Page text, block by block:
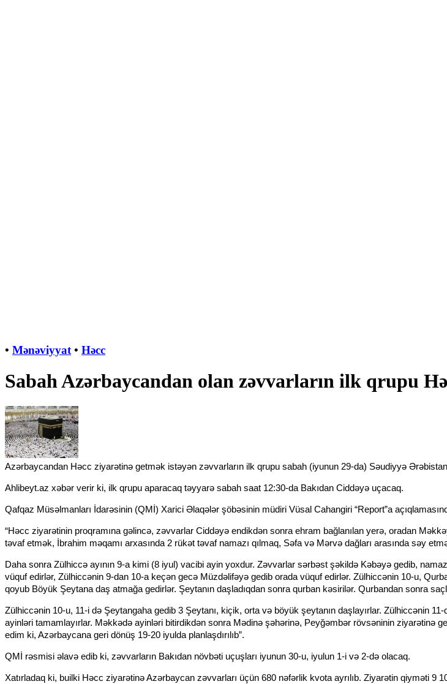
• Mənəviyyat • Həcc
Sabah Azərbaycandan olan zəvvarların ilk qrupu
Azərbaycandan Həcc ziyarətinə getmək istəyən zəvvarların ilk qrupu sabah (iyunun 29-da) Səudiyyə
Ahlibeyt.az xəbər verir ki, ilk qrupu aparacaq təyyarə sabah saat 12:30-da Bakıdan Ciddəyə uçacaq.
Qafqaz Müsəlmanları İdarəsinin (QMİ) Xarici Əlaqələr şöbəsinin müdiri Vüsal Cahangiri “Report”a
“Həcc ziyarətinin proqramına gəlincə, zəvvarlar Ciddəyə endikdən sonra ehram bağlanılan yerə, oradan
təvaf etmək, İbrahim məqamı arxasında 2 rükət təvaf namazı qılmaq, Səfa və Mərvə dağları arasında səy
Daha sonra Zülhiccə ayının 9-a kimi (8 iyul) vacibi ayin yoxdur. Zəvvarlar sərbəst şəkildə Kəbəyə gedib, namaz
vüquf edirlər, Zülhiccənin 9-dan 10-a keçən gecə Müzdəlifəyə gedib orada vüquf edirlər. Zülhiccənin 10-u,
qoyub Böyük Şeytana daş atmağa gedirlər. Şeytanın daşladıqdan sonra qurban kəsirilər. Qurbandan sonra
Zülhiccənin 10-u, 11-i də Şeytangaha gedib 3 Şeytanı, kiçik, orta və böyük şeytanın daşlayırlar. Zülhiccənin
ayinləri tamamlayırlar. Məkkədə ayinləri bitirdikdən sonra Mədinə şəhərinə, Peyğəmbər rövsəninin ziyarətinə
edim ki, Azərbaycana geri dönüş 19-20 iyulda planlaşdırılıb”.
QMİ rəsmisi əlavə edib ki, zəvvarların Bakıdan növbəti uçuşları iyunun 30-u, iyulun 1-i və 2-də olacaq.
Xatırladaq ki, builki Həcc ziyarətinə Azərbaycan zəvvarları üçün 680 nəfərlik kvota ayrılıb. Ziyarətin qiyməti